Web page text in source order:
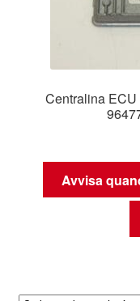
Centralina
Avvisa